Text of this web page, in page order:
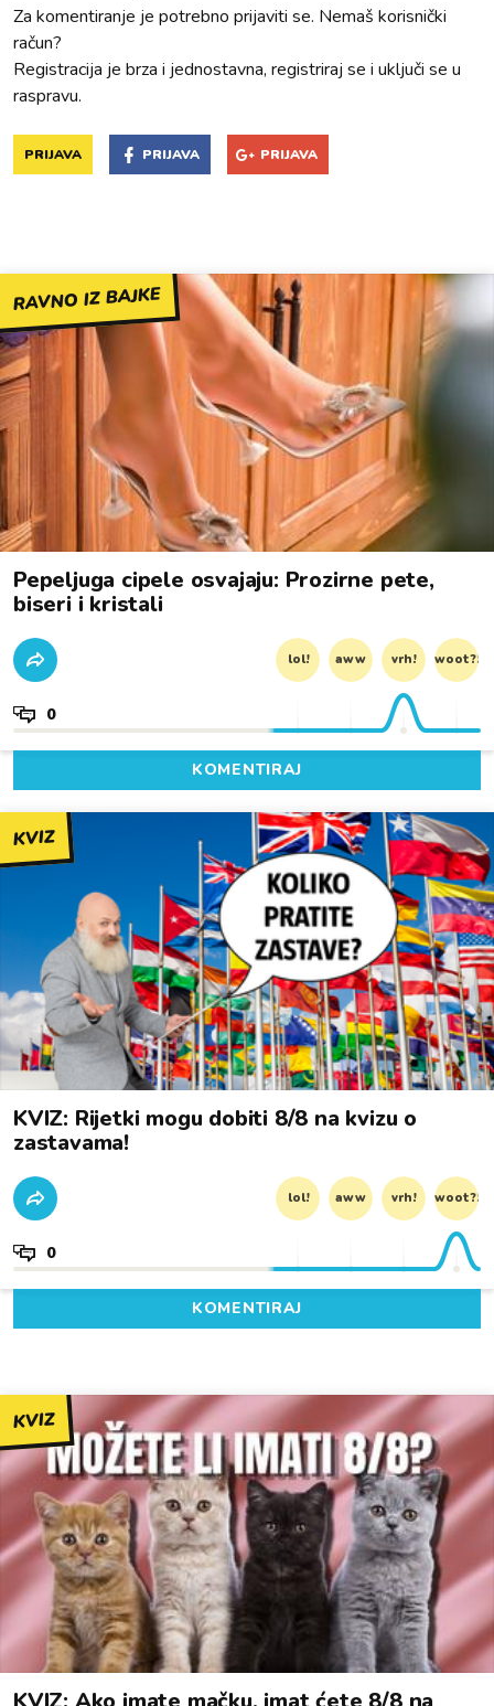
Za komentiranje je potrebno prijaviti se. Nemaš korisnički
račun?
Registracija je brza i jednostavna, registriraj se i uključi se u
raspravu.
PRIJAVA PRIJAVA PRIJAVA
RAVNO IZ BAJKE
Pepeljuga cipele osvajaju: Prozirne pete,
biseri i kristali
lol! aww vrh! woot?!
0
KOMENTIRAJ
KVIZ
KVIZ: Rijetki mogu dobiti 8/8 na kvizu o
zastavama!
lol! aww vrh! woot?!
0
KOMENTIRAJ
KVIZ